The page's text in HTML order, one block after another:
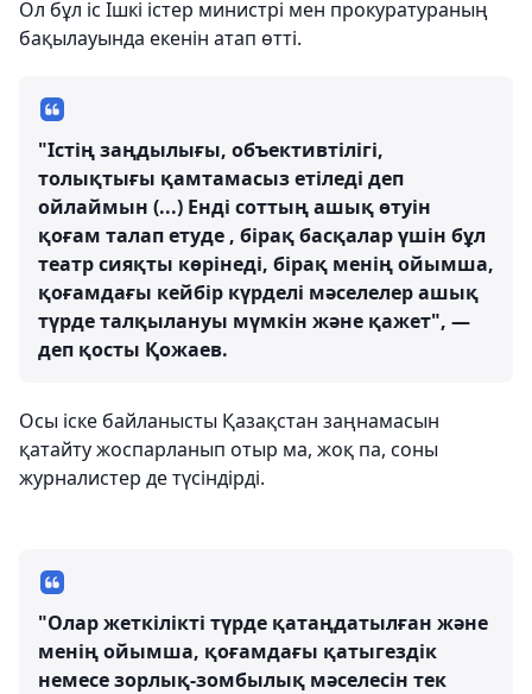
Ол бұл іс Ішкі істер министрі мен прокуратураның
бақылауында екенін атап өтті.
"Істің заңдылығы, объективтілігі,
толықтығы қамтамасыз етіледі деп
ойлаймын (...) Енді соттың ашық өтуін
қоғам талап етуде , бірақ басқалар үшін бұл
театр сияқты көрінеді, бірақ менің ойымша,
қоғамдағы кейбір күрделі мәселелер ашық
түрде талқылануы мүмкін және қажет", —
деп қосты Қожаев.
Осы іске байланысты Қазақстан заңнамасын
қатайту жоспарланып отыр ма, жоқ па, соны
журналистер де түсіндірді.
"Олар жеткілікті түрде қатаңдатылған және
менің ойымша, қоғамдағы қатыгездік
немесе зорлық-зомбылық мәселесін тек